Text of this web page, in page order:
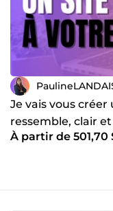
Je vais vous
ressemble, clair
À partir de 501,70